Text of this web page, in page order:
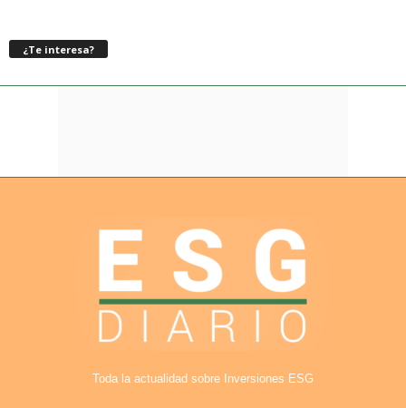
¿Te interesa?
Toda la actualidad sobre Inversiones ESG